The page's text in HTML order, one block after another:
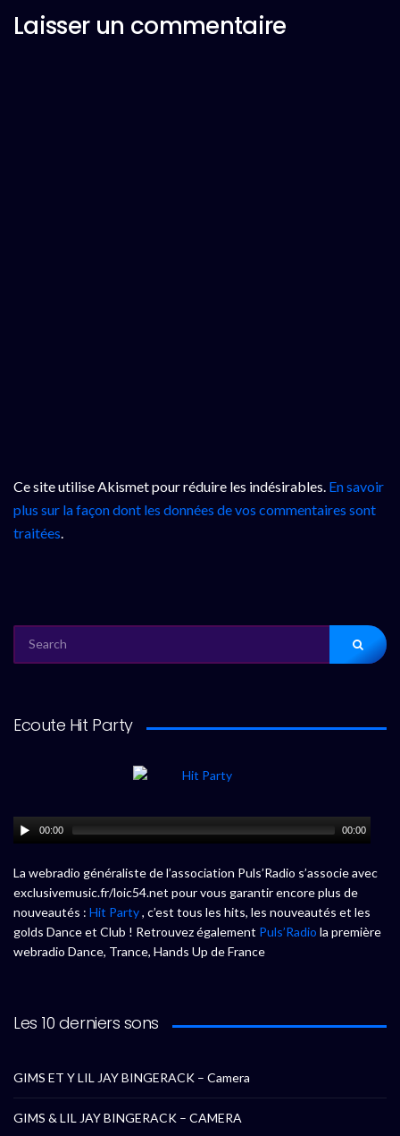
Laisser un commentaire
Ce site utilise Akismet pour réduire les indésirables. En savoir
plus sur la façon dont les données de vos commentaires sont
traitées.
FOR:
Ecoute Hit Party
00:00 00:00
La webradio généraliste de l’association Puls’Radio s’associe avec
exclusivemusic.fr/loic54.net pour vous garantir encore plus de
nouveautés : Hit Party, c’est tous les hits, les nouveautés et les
golds Dance et Club ! Retrouvez également Puls’Radio la première
webradio Dance, Trance, Hands Up de France
Les 10 derniers sons
GIMS ET Y LIL JAY BINGERACK – Camera
GIMS & LIL JAY BINGERACK – CAMERA